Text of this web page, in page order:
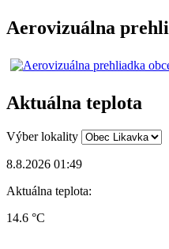
Aerovizuálna
Aktuálna teplota
Výber lokality
8.8.2026 01:49
Aktuálna teplota:
14.6 °C